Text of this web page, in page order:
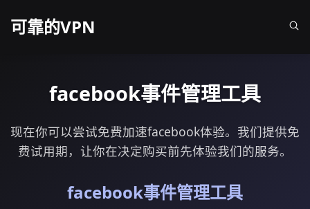
可靠的VPN
facebook事件管理工具
现在你可以尝试免费加速facebook体验。我们提供免
费试用期，让你在决定购买前先体验我们的服务。
facebook事件管理工具